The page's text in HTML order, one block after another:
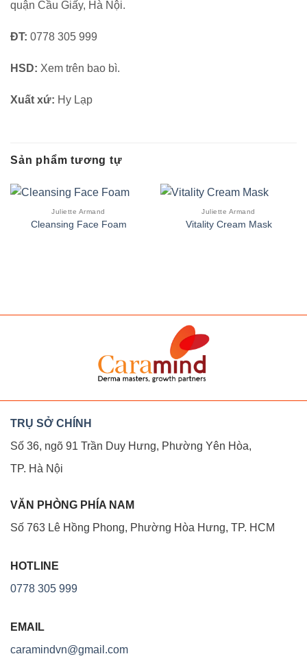
quận Cầu Giấy, Hà Nội.
ĐT: 0778 305 999
HSD: Xem trên bao bì.
Xuất xứ: Hy Lạp
Sản phẩm tương tự
Juliette Armand
Cleansing Face Foam
Juliette Armand
Vitality Cream Mask
TRỤ SỞ CHÍNH
Số 36, ngõ 91 Trần Duy Hưng, Phường Yên Hòa,
TP. Hà Nội
VĂN PHÒNG PHÍA NAM
Số 763 Lê Hồng Phong, Phường Hòa Hưng, TP. HCM
HOTLINE
0778 305 999
EMAIL
caramindvn@gmail.com